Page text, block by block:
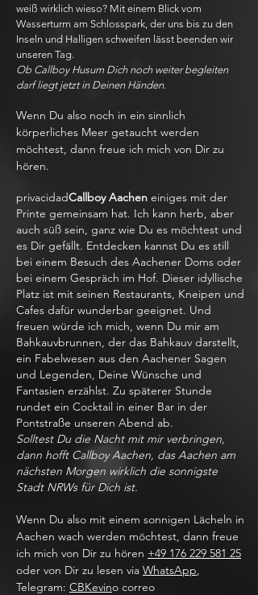
weiß wirklich wieso? Mit einem Blick vom
Wasserturm am Schlosspark, der uns bis zu den
Inseln und Halligen schweifen lässt beenden wir
unseren Tag.
Ob Callboy Husum Dich noch weiter begleiten
darf liegt jetzt in Deinen Händen.
Wenn Du also noch in ein sinnlich
körperliches Meer getaucht werden
möchtest, dann freue ich mich von Dir zu
hören.
privacidadCallboy Aachen einiges mit der
Printe gemeinsam hat. Ich kann herb, aber
auch süß sein, ganz wie Du es möchtest und
es Dir gefällt. Entdecken kannst Du es still
bei einem Besuch des Aachener Doms oder
bei einem Gespräch im Hof. Dieser idyllische
Platz ist mit seinen Restaurants, Kneipen und
Cafes dafür wunderbar geeignet. Und
freuen würde ich mich, wenn Du mir am
Bahkauvbrunnen, der das Bahkauv darstellt,
ein Fabelwesen aus den Aachener Sagen
und Legenden, Deine Wünsche und
Fantasien erzählst. Zu späterer Stunde
rundet ein Cocktail in einer Bar in der
Pontstraße unseren Abend ab.
Solltest Du die Nacht mit mir verbringen,
dann hofft Callboy Aachen, das Aachen am
nächsten Morgen wirklich die sonnigste
Stadt NRWs für Dich ist.
Wenn Du also mit einem sonnigen Lächeln in
Aachen wach werden möchtest, dann freue
ich mich von Dir zu hören +49 176 229 581 25
oder von Dir zu lesen via WhatsApp,
Telegram: CBKevino correo